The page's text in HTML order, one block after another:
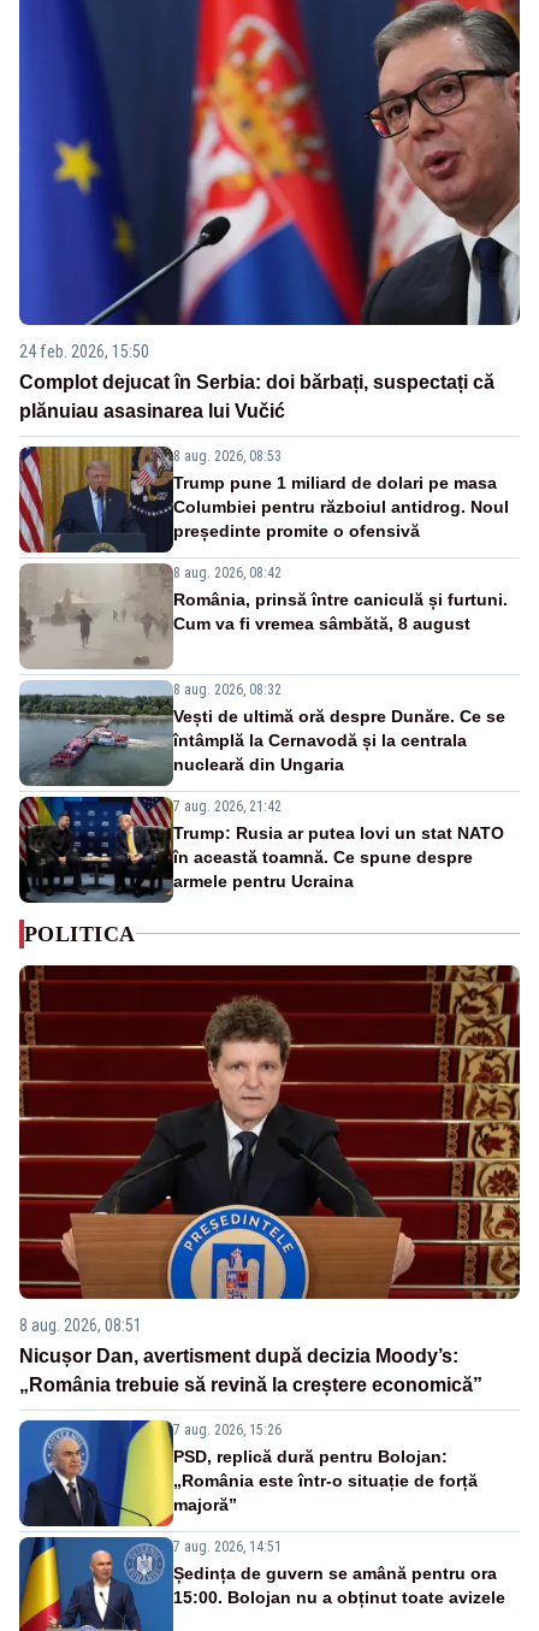
24 feb. 2026, 15:50
Complot dejucat în Serbia: doi bărbați, suspectați că
plănuiau asasinarea lui Vučić
8 aug. 2026, 08:53
Trump pune 1 miliard de dolari pe masa
Columbiei pentru războiul antidrog. Noul
președinte promite o ofensivă
8 aug. 2026, 08:42
România, prinsă între caniculă și furtuni.
Cum va fi vremea sâmbătă, 8 august
8 aug. 2026, 08:32
Vești de ultimă oră despre Dunăre. Ce se
întâmplă la Cernavodă și la centrala
nucleară din Ungaria
7 aug. 2026, 21:42
Trump: Rusia ar putea lovi un stat NATO
în această toamnă. Ce spune despre
armele pentru Ucraina
POLITICA
8 aug. 2026, 08:51
Nicușor Dan, avertisment după decizia Moody’s:
„România trebuie să revină la creștere economică”
7 aug. 2026, 15:26
PSD, replică dură pentru Bolojan:
„România este într-o situație de forță
majoră”
7 aug. 2026, 14:51
Ședința de guvern se amână pentru ora
15:00. Bolojan nu a obținut toate avizele